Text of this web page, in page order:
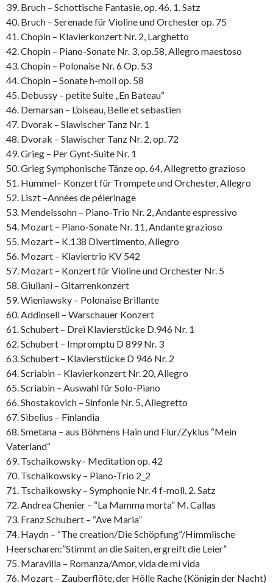
39. Bruch – Schottische Fantasie, op. 46, 1. Satz
40. Bruch – Serenade für Violine und Orchester op. 75
41. Chopin – Klavierkonzert Nr. 2, Larghetto
42. Chopin – Piano-Sonate Nr. 3, op.58, Allegro maestoso
43. Chopin – Polonaise Nr. 6 Op. 53
44. Chopin – Sonate h-moll op. 58
45. Debussy – petite Suite „En Bateau“
46. Demarsan – L’oiseau, Belle et sebastien
47. Dvorak – Slawischer Tanz Nr. 1
48. Dvorak – Slawischer Tanz Nr. 2, op. 72
49. Grieg – Per Gynt-Suite Nr. 1
50. Grieg Symphonische Tänze op. 64, Allegretto grazioso
51. Hummel– Konzert für Trompete und Orchester, Allegro
52. Liszt –Années de pélerinage
53. Mendelssohn – Piano-Trio Nr. 2, Andante espressivo
54. Mozart – Piano-Sonate Nr. 11, Andante grazioso
55. Mozart – K.138 Divertimento, Allegro
56. Mozart – Klaviertrio KV 542
57. Mozart – Konzert für Violine und Orchester Nr. 5
58. Giuliani – Gitarrenkonzert
59. Wieniawsky – Polonaise Brillante
60. Addinsell – Warschauer Konzert
61. Schubert – Drei Klavierstücke D.946 Nr. 1
62. Schubert – Impromptu D 899 Nr. 3
63. Schubert – Klavierstücke D 946 Nr. 2
64. Scriabin – Klavierkonzert Nr. 20, Allegro
65. Scriabin – Auswahl für Solo-Piano
66. Shostakovich – Sinfonie Nr. 5, Allegretto
67. Sibelius – Finlandia
68. Smetana – aus Böhmens Hain und Flur/Zyklus “Mein
Vaterland“
69. Tschaikowsky– Meditation op. 42
70. Tschaikowsky – Piano-Trio 2_2
71. Tschaikowsky – Symphonie Nr. 4 f-moll, 2. Satz
72. Andrea Chenier – “La Mamma morta” M. Callas
73. Franz Schubert – “Ave Maria”
74. Haydn – “The creation/Die Schöpfung”/Himmlische
Heerscharen:”Stimmt an die Saiten, ergreift die Leier”
75. Maravilla – Romanza/Amor, vida de mi vida
76. Mozart – Zauberflöte, der Hölle Rache (Königin der Nacht)